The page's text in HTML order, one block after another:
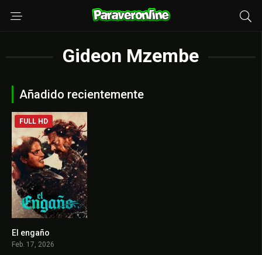
Gideon Mzembe
Añadido recientemente
FULL HD
El engaño
Feb. 17, 2026